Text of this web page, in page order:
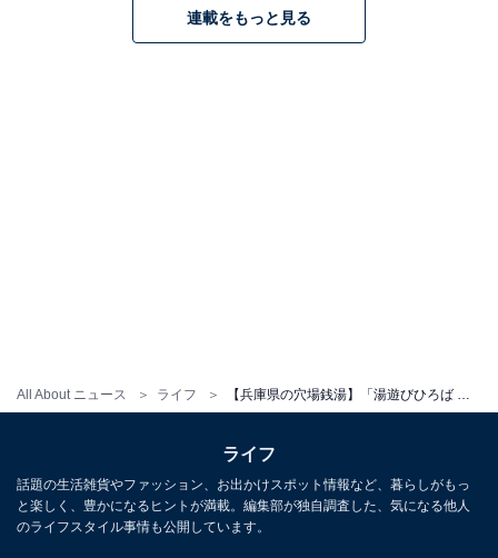
All About ニュース ライフ
連載をもっと見る
ライフ
話題の生活雑貨やファッション、お出かけスポット情報など、暮らしがもっ
と楽しく、豊かになるヒントが満載。編集部が独自調査した、気になる他人
のライフスタイル事情も公開しています。